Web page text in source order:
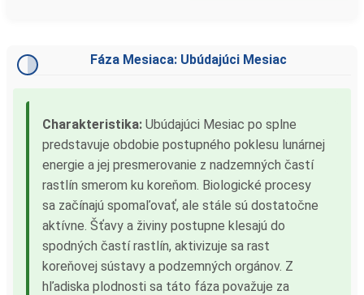
Fáza Mesiaca: Ubúdajúci Mesiac
Charakteristika: Ubúdajúci Mesiac po splne
predstavuje obdobie postupného poklesu lunárnej
energie a jej presmerovanie z nadzemných častí
rastlín smerom ku koreňom. Biologické procesy
sa začínajú spomaľovať, ale stále sú dostatočne
aktívne. Šťavy a živiny postupne klesajú do
spodných častí rastlín, aktivizuje sa rast
koreňovej sústavy a podzemných orgánov. Z
hľadiska plodnosti sa táto fáza považuje za